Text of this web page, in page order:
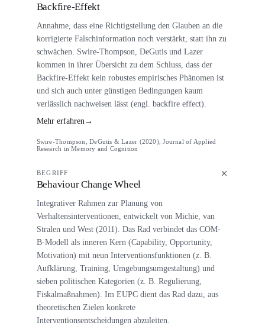
Backfire-Effekt
Annahme, dass eine Richtigstellung den Glauben an die
korrigierte Falschinformation noch verstärkt, statt ihn zu
schwächen. Swire-Thompson, DeGutis und Lazer
kommen in ihrer Übersicht zu dem Schluss, dass der
Backfire-Effekt kein robustes empirisches Phänomen ist
und sich auch unter günstigen Bedingungen kaum
verlässlich nachweisen lässt (engl. backfire effect).
Mehr erfahren →
Swire-Thompson, DeGutis & Lazer (2020), Journal of Applied
Research in Memory and Cognition
BEGRIFF
Behaviour Change Wheel
Integrativer Rahmen zur Planung von
Verhaltensinterventionen, entwickelt von Michie, van
Stralen und West (2011). Das Rad verbindet das COM-
B-Modell als inneren Kern (Capability, Opportunity,
Motivation) mit neun Interventionsfunktionen (z. B.
Aufklärung, Training, Umgebungsumgestaltung) und
sieben politischen Kategorien (z. B. Regulierung,
Fiskalmaßnahmen). Im EUPC dient das Rad dazu, aus
theoretischen Zielen konkrete
Interventionsentscheidungen abzuleiten.